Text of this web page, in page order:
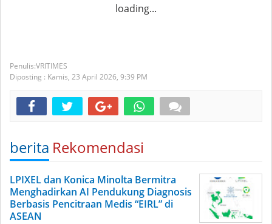
loading...
VRITIMES
Diposting : Kamis, 23 April 2026, 9:39 PM
berita Rekomendasi
LPIXEL dan Konica Minolta Bermitra
Menghadirkan AI Pendukung Diagnosis
Berbasis Pencitraan Medis “EIRL” di
ASEAN